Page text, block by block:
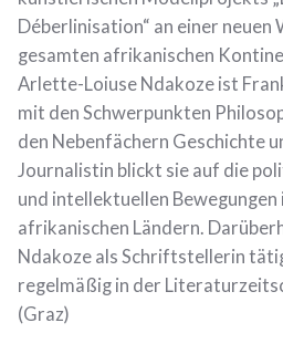
Déberlinisation“ an einer neuen
gesamten afrikanischen
Arlette-Loiuse Ndakoze ist
mit den Schwerpunkten
den Nebenfächern Geschichte
Journalistin blickt sie auf die
und intellektuellen Bewegungen
afrikanischen Ländern.
Ndakoze als Schriftstellerin
regelmäßig in der
(Graz)